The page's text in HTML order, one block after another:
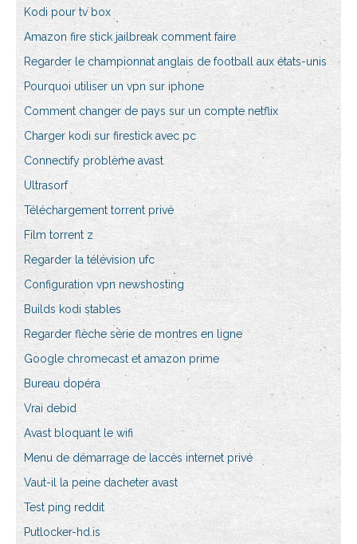
Kodi pour tv box
Amazon fire stick jailbreak comment faire
Regarder le championnat anglais de football aux états-unis
Pourquoi utiliser un vpn sur iphone
Comment changer de pays sur un compte netflix
Charger kodi sur firestick avec pc
Connectify problème avast
Ultrasorf
Téléchargement torrent privé
Film torrent z
Regarder la télévision ufc
Configuration vpn newshosting
Builds kodi stables
Regarder flèche série de montres en ligne
Google chromecast et amazon prime
Bureau dopéra
Vrai debid
Avast bloquant le wifi
Menu de démarrage de laccès internet privé
Vaut-il la peine dacheter avast
Test ping reddit
Putlocker-hd.is